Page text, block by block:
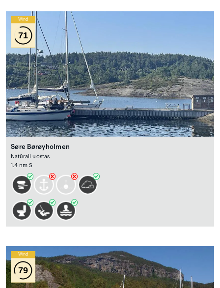
Wind
71
Søre Børøyholmen
Natūrali uostas
1.4 nm S
Wind
79